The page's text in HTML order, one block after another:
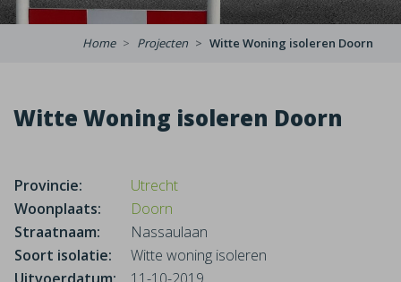
Home Projecten Witte Woning isoleren Doorn
Witte Woning isoleren Doorn
Provincie:
Utrecht
Woonplaats:
Doorn
Straatnaam:
Nassaulaan
Soort isolatie:
Witte woning isoleren